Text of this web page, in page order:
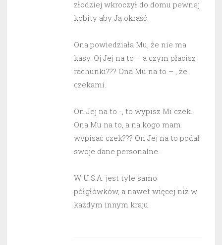
złodziej wkroczył do domu pewnej
kobity aby Ją okraść.
Ona powiedziała Mu, że nie ma
kasy. Oj Jej na to – a czym płacisz
rachunki??? Ona Mu na to – , że
czekami.
On Jej na to -, to wypisz Mi czek.
Ona Mu na to, a na kogo mam
wypisać czek??? On Jej na to podał
swoje dane personalne.
W U.S.A. jest tyle samo
półgłówków, a nawet więcej niż w
każdym innym kraju.